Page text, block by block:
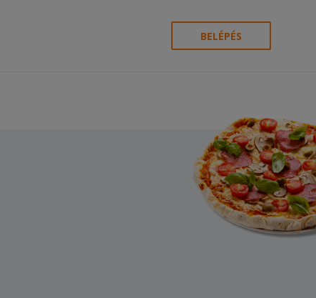
BELÉPÉS